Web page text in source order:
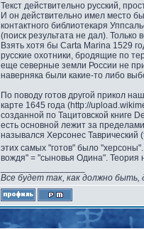
Текст действительно русский,
И он действительно имел место
контактного библиотекаря
(поиск результата не дал).
Взять хотя бы Carta Marina 1529
русские охотники, бродящие по
еще северные земли России не
наверняка были какие-то либо
По поводу готов другой прикол
карте 1645 года (http://
созданной по Тацитовской книге
есть основной лежит за
назывался Херсонес
этих самых "готов" было
вождя" = "сыновья Одина". Теория
Все будет так, как должно быть,